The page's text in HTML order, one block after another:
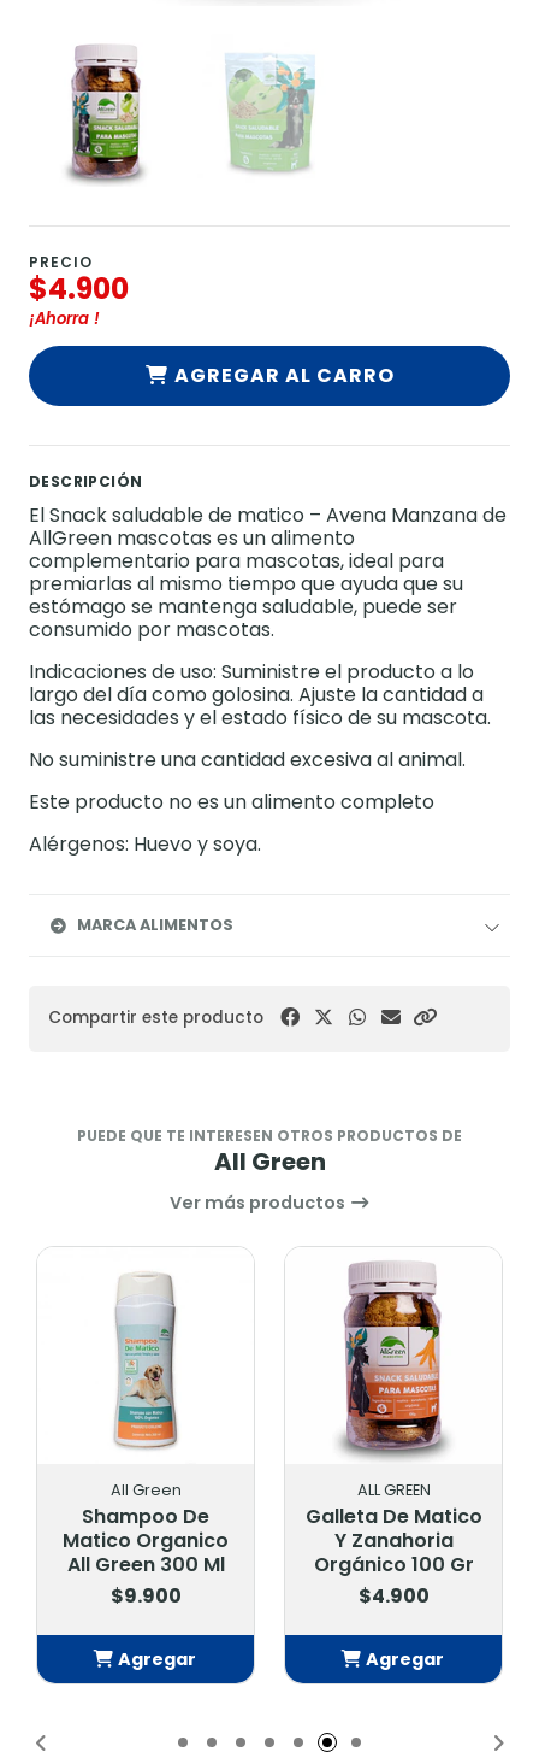
PRECIO
$4.900
¡Ahorra !
AGREGAR AL CARRO
DESCRIPCIÓN
El Snack saludable de matico – Avena Manzana de
AllGreen mascotas es un alimento
complementario para mascotas, ideal para
premiarlas al mismo tiempo que ayuda que su
estómago se mantenga saludable, puede ser
consumido por mascotas.
Indicaciones de uso: Suministre el producto a lo
largo del día como golosina. Ajuste la cantidad a
las necesidades y el estado físico de su mascota.
No suministre una cantidad excesiva al animal.
Este producto no es un alimento completo
Alérgenos: Huevo y soya.
MARCA ALIMENTOS
Compartir este producto
PUEDE QUE TE INTERESEN OTROS PRODUCTOS DE
All Green
Ver más productos
All Green
Shampoo De
Matico Organico
All Green 300 Ml
$9.900
Agregar
ALL GREEN
Galleta De Matico
Y Zanahoria
Orgánico 100 Gr
$4.900
Agregar